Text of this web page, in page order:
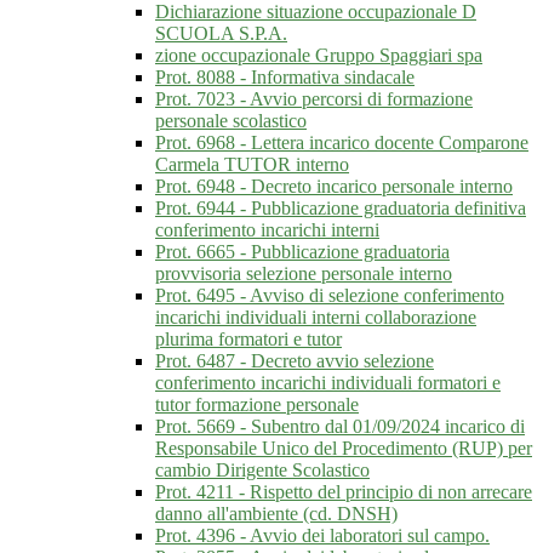
Dichiarazione situazione occupazionale D
SCUOLA S.P.A.
zione occupazionale Gruppo Spaggiari spa
Prot. 8088 - Informativa sindacale
Prot. 7023 - Avvio percorsi di formazione
personale scolastico
Prot. 6968 - Lettera incarico docente Comparone
Carmela TUTOR interno
Prot. 6948 - Decreto incarico personale interno
Prot. 6944 - Pubblicazione graduatoria definitiva
conferimento incarichi interni
Prot. 6665 - Pubblicazione graduatoria
provvisoria selezione personale interno
Prot. 6495 - Avviso di selezione conferimento
incarichi individuali interni collaborazione
plurima formatori e tutor
Prot. 6487 - Decreto avvio selezione
conferimento incarichi individuali formatori e
tutor formazione personale
Prot. 5669 - Subentro dal 01/09/2024 incarico di
Responsabile Unico del Procedimento (RUP) per
cambio Dirigente Scolastico
Prot. 4211 - Rispetto del principio di non arrecare
danno all'ambiente (cd. DNSH)
Prot. 4396 - Avvio dei laboratori sul campo.